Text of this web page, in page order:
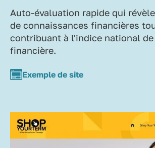
Auto-évaluation rapide qui
de connaissances financières
contribuant à l'indice national
financière.
Exemple de site